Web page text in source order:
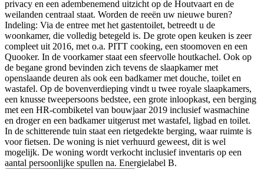
privacy en een adembenemend uitzicht op de Houtvaart en de
weilanden centraal staat. Worden de reeën uw nieuwe buren?
Indeling: Via de entree met het gastentoilet, betreedt u de
woonkamer, die volledig betegeld is. De grote open keuken is zeer
compleet uit 2016, met o.a. PITT cooking, een stoomoven en een
Quooker. In de voorkamer staat een sfeervolle houtkachel. Ook op
de begane grond bevinden zich tevens de slaapkamer met
openslaande deuren als ook een badkamer met douche, toilet en
wastafel. Op de bovenverdieping vindt u twee royale slaapkamers,
een knusse tweepersoons bedstee, een grote inloopkast, een berging
met een HR-combiketel van bouwjaar 2019 inclusief wasmachine
en droger en een badkamer uitgerust met wastafel, ligbad en toilet.
In de schitterende tuin staat een rietgedekte berging, waar ruimte is
voor fietsen. De woning is niet verhuurd geweest, dit is wel
mogelijk. De woning wordt verkocht inclusief inventaris op een
aantal persoonlijke spullen na. Energielabel B.